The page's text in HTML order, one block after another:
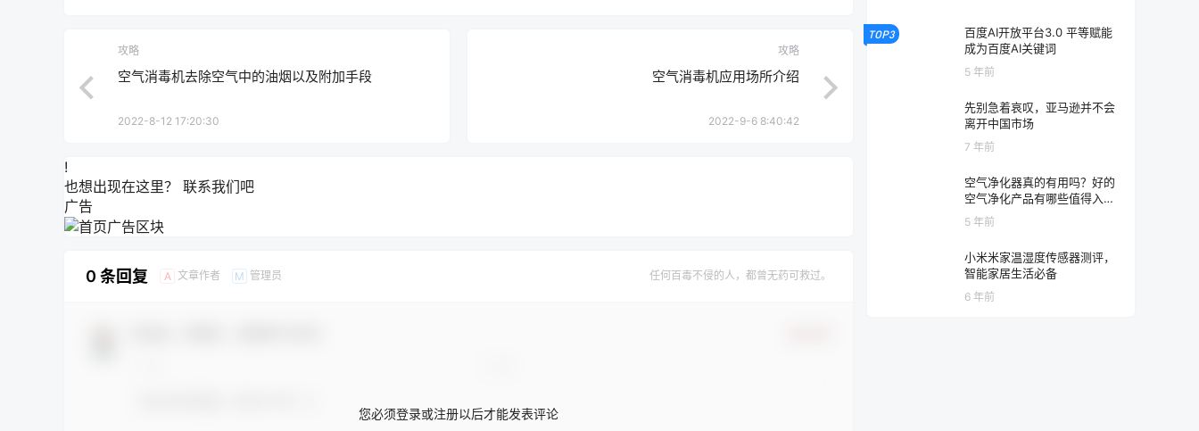
攻略
空气消毒机去除空气中的油烟以及附加手段
2022-8-12 17:20:30
攻略
空气消毒机应用场所介绍
2022-9-6 8:40:42
!
也想出现在这里？ 联系我们吧
广告
0 条回复 A 文章作者 M 管理员 任何百毒不侵的人，都曾无药可救过。
您必须登录或注册以后才能发表评论
TOP3
百度AI开放平台3.0 平等赋能
成为百度AI关键词
5 年前
先别急着哀叹，亚马逊并不会
离开中国市场
7 年前
空气净化器真的有用吗？好的
空气净化产品有哪些值得入
手？
5 年前
小米米家温湿度传感器测评，
智能家居生活必备
6 年前